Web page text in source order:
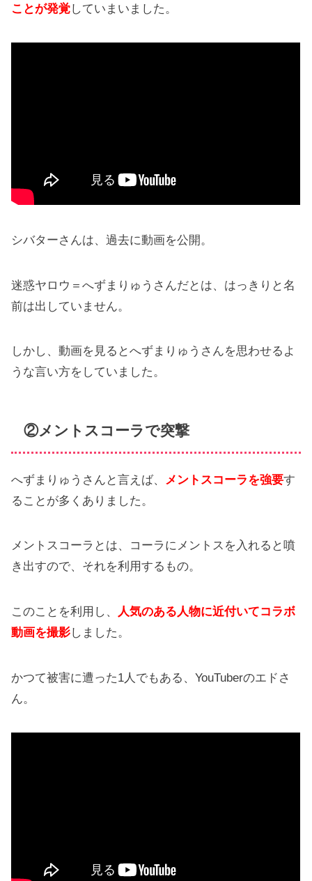
ことが発覚していまいました。
シバターさんは、過去に動画を公開。
迷惑ヤロウ＝へずまりゅうさんだとは、はっきりと名
前は出していません。
しかし、動画を見るとへずまりゅうさんを思わせるよ
うな言い方をしていました。
②メントスコーラで突撃
へずまりゅうさんと言えば、 メントスコーラを強要す
ることが多くありました。
メントスコーラとは、コーラにメントスを入れると噴
き出すので、それを利用するもの。
このことを利用し、 人気のある人物に近付いてコラボ
動画を撮影しました。
かつて被害に遭った1人でもある、YouTuberのエドさ
ん。